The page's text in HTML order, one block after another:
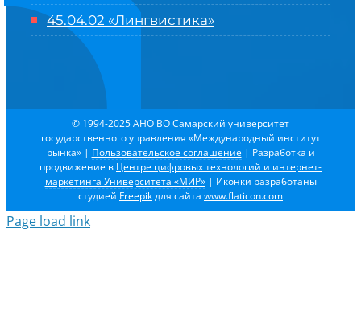
45.04.02 «Лингвистика»
© 1994-2025 АНО ВО Самарский университет
государственного управления «Международный институт
рынка» | Пользовательское соглашение | Разработка и
продвижение в Центре цифровых технологий и интернет-
маркетинга Университета «МИР»| Иконки разработаны
студией Freepikдля сайта www.flaticon.com
Page load link